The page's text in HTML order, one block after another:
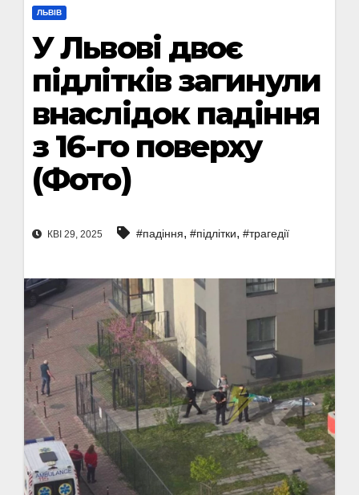
ЛЬВІВ
У Львові двоє
підлітків загинули
внаслідок падіння
з 16-го поверху
(Фото)
КВІ 29, 2025 #падіння, #підлітки, #трагедії